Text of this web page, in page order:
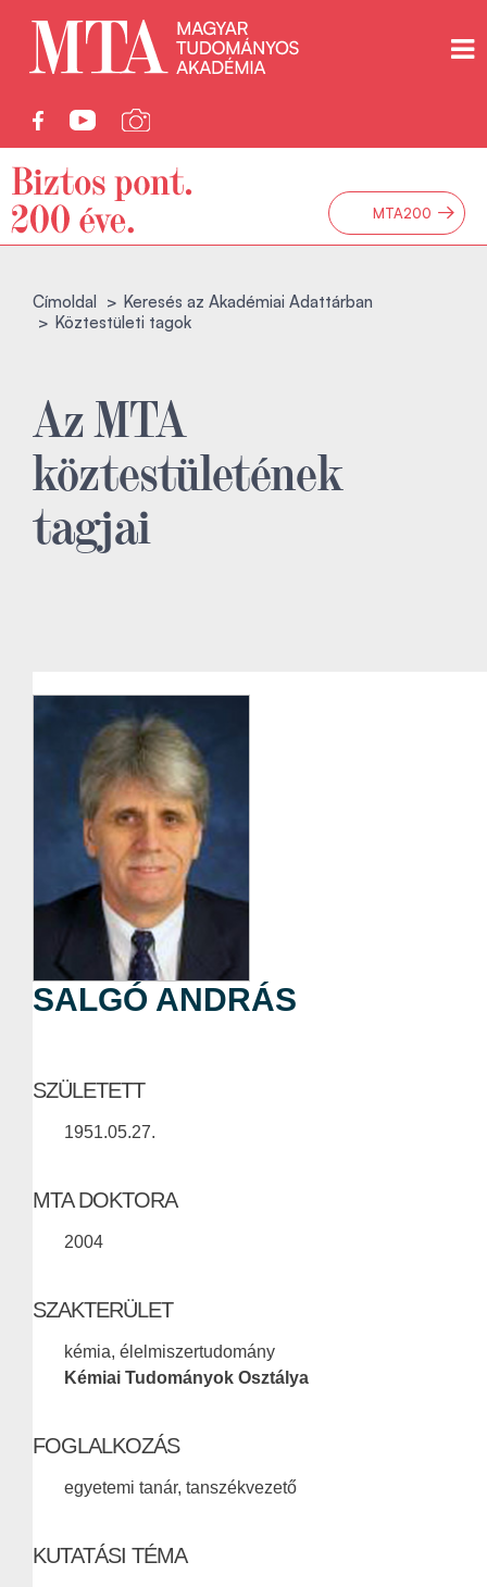
MTA200 →
Címoldal
Keresés az Akadémiai Adattárban
Köztestületi tagok
Az MTA
köztestületének
tagjai
SALGÓ ANDRÁS
SZÜLETETT
1951.05.27.
MTA DOKTORA
2004
SZAKTERÜLET
kémia, élelmiszertudomány
Kémiai Tudományok Osztálya
FOGLALKOZÁS
egyetemi tanár, tanszékvezető
KUTATÁSI TÉMA